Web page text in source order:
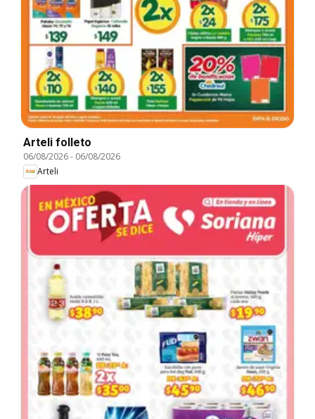
Arteli folleto
06/08/2026- 06/08/2026
Arteli